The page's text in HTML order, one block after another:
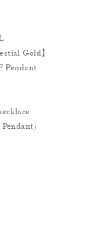
Gold】
Pendant